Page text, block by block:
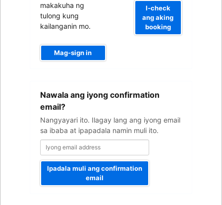
makakuha ng
tulong kung
kailanganin mo.
Mag-sign in
I-check
ang aking
booking
Nawala ang iyong confirmation
email?
Nangyayari ito. Ilagay lang ang iyong email
sa ibaba at ipapadala namin muli ito.
address
Ipadala muli ang confirmation
email